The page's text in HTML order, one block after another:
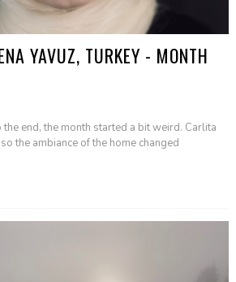
YAVUZ, TURKEY - MONTH
end, the month started a bit weird. Carlita
the ambiance of the home changed